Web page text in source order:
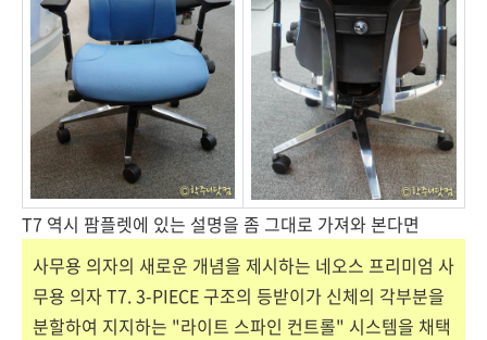
T7 역시 팜플렛에 있는 설명을 좀 그대로 가져와 본다면
사무용 의자의 새로운 개념을 제시하는 네오스 프리미엄 사
무용 의자 T7. 3-PIECE 구조의 등받이가 신체의 각부분을
분할하여 지지하는 "라이트 스파인 컨트롤" 시스템을 채택